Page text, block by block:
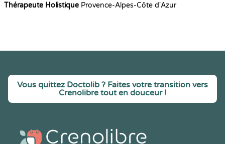
Thérapeute Holistique Provence-Alpes-Côte d'Azur
Vous quittez Doctolib ? Faites votre transition vers
Crenolibre tout en douceur !